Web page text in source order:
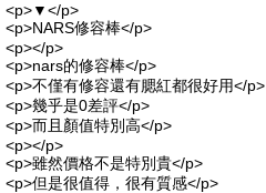
<p>▼</p>
<p>NARS修容棒</p>
<p></p>
<p>nars的修容棒</p>
<p>不僅有修容還有腮紅都很好用</p>
<p>幾乎是0差評</p>
<p>而且顏值特別高</p>
<p></p>
<p>雖然價格不是特別貴</p>
<p>但是很值得，很有質感</p>